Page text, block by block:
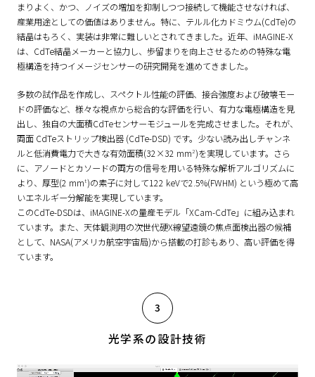
まりよく、かつ、ノイズの増加を抑制しつつ接続して機能させなければ、
産業用途としての価値はありません。特に、テルル化カドミウム(CdTe)の
結晶はもろく、実装は非常に難しいとされてきました。近年、iMAGINE-X
は、CdTe結晶メーカーと協力し、歩留まりを向上させるための特殊な電
極構造を持つイメージセンサーの研究開発を進めてきました。
多数の試作品を作成し、スペクトル性能の評価、接合強度および破壊モー
ドの評価など、様々な視点から総合的な評価を行い、有力な電極構造を見
出し、独自の大面積CdTeセンサーモジュールを完成させました。それが、
両面 CdTeストリップ検出器 (CdTe-DSD) です。少ない読み出しチャンネ
ルと低消費電力で大きな有効面積(32×32 mm2)を実現しています。さら
に、アノードとカソードの両方の信号を用いる特殊な解析アルゴリズムに
より、厚型(2 mmt)の素子に対して122 keVで2.5%(FWHM) という極めて高
いエネルギー分解能を実現しています。
このCdTe-DSDは、iMAGINE-Xの量産モデル「XCam-CdTe」に組み込まれ
ています。また、天体観測用の次世代硬X線望遠鏡の焦点面検出器の候補
として、NASA(アメリカ航空宇宙局)から搭載の打診もあり、高い評価を得
ています。
光学系の設計技術